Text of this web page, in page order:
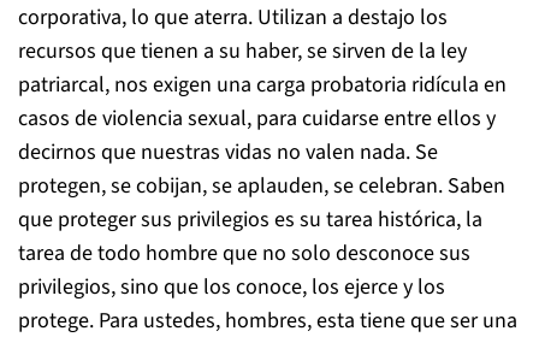
corporativa, lo que aterra. Utilizan a destajo los
recursos que tienen a su haber, se sirven de la ley
patriarcal, nos exigen una carga probatoria ridícula en
casos de violencia sexual, para cuidarse entre ellos y
decirnos que nuestras vidas no valen nada. Se
protegen, se cobijan, se aplauden, se celebran. Saben
que proteger sus privilegios es su tarea histórica, la
tarea de todo hombre que no solo desconoce sus
privilegios, sino que los conoce, los ejerce y los
protege. Para ustedes, hombres, esta tiene que ser una